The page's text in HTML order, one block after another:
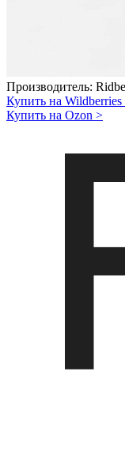
Производитель:
Купить на Wildberries
Купить на Ozon >